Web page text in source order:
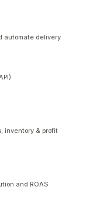
automate delivery
inventory & profit
and ROAS